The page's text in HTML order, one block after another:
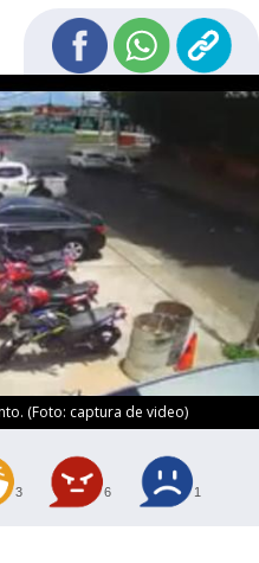
(Foto: captura de video)
3 6 1